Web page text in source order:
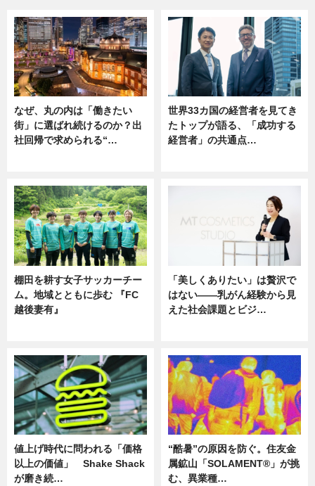
なぜ、丸の内は「働きたい
街」に選ばれ続けるのか？出
社回帰で求められる“…
世界33カ国の経営者を見てき
たトップが語る、「成功する
経営者」の共通点…
棚田を耕す女子サッカーチー
ム。地域とともに歩む 『FC
越後妻有』
「美しくありたい」は贅沢で
はない――乳がん経験から見
えた社会課題とビジ…
値上げ時代に問われる「価格
以上の価値」 Shake Shack
が磨き続…
“酷暑”の原因を防ぐ。住友金
属鉱山「SOLAMENT®」が挑
む、異業種…